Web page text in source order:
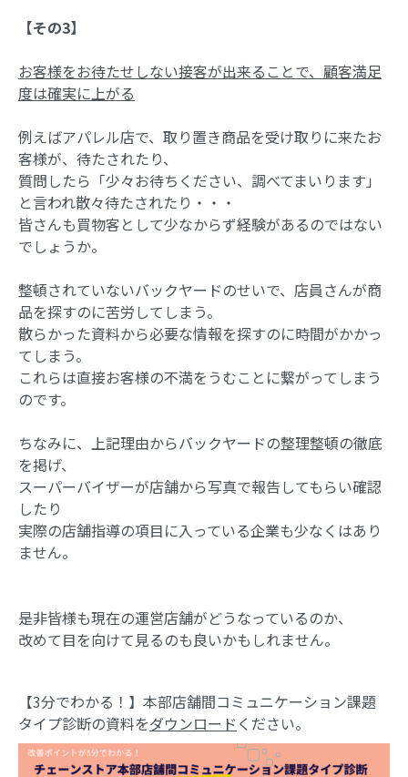
【その3】
お客様をお待たせしない接客が出来ることで、顧客満足
度は確実に上がる
例えばアパレル店で、取り置き商品を受け取りに来たお
客様が、待たされたり、
質問したら「少々お待ちください、調べてまいります」
と言われ散々待たされたり・・・
皆さんも買物客として少なからず経験があるのではない
でしょうか。
整頓されていないバックヤードのせいで、店員さんが商
品を探すのに苦労してしまう。
散らかった資料から必要な情報を探すのに時間がかかっ
てしまう。
これらは直接お客様の不満をうむことに繋がってしまう
のです。
ちなみに、上記理由からバックヤードの整理整頓の徹底
を掲げ、
スーパーバイザーが店舗から写真で報告してもらい確認
したり
実際の店舗指導の項目に入っている企業も少なくはあり
ません。
是非皆様も現在の運営店舗がどうなっているのか、
改めて目を向けて見るのも良いかもしれません。
【3分でわかる！】本部店舗間コミュニケーション課題
タイプ診断の資料をダウンロード ください。